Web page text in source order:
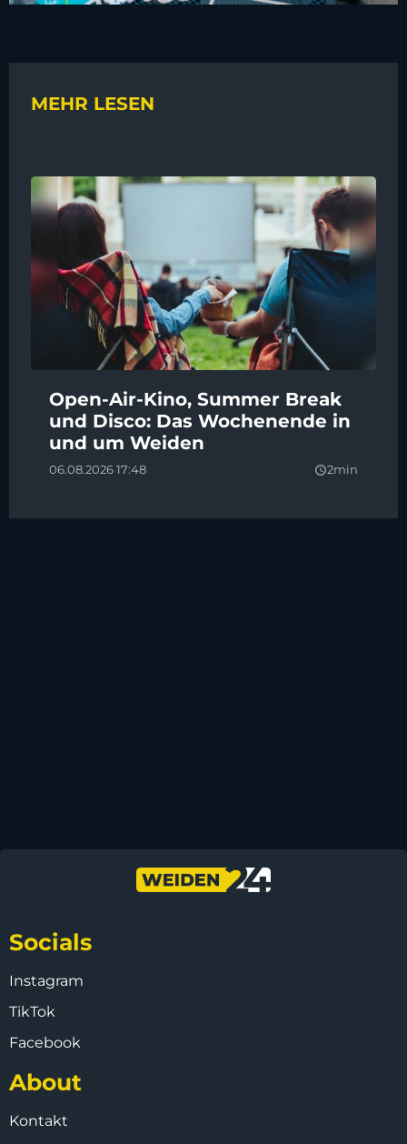
MEHR LESEN
Open-Air-Kino, Summer Break
und Disco: Das Wochenende in
und um Weiden
06.08.2026 17:48 query_builder2min
Socials
Instagram
TikTok
Facebook
About
Kontakt